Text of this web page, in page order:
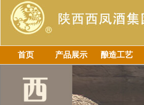
首页 产品展示 酿造工艺